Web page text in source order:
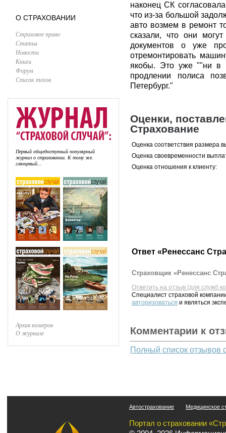
О СТРАХОВАНИИ
Страховое право
Статьи
Новости
Книги
Форум
Список тегов
Первый общедоступный популярный
журнал о страховании. К тому же,
глянцевый...
Архив номеров
О журнале
наконец СК
что из-за большой
авто возмем в ремонт
сказали, что они
документов о уже
отремонтировать
якобы. Это уже ""ни в
продлении полиса
Петербург."
Оценки,
Страхование
Оценка соответствия размера
Оценка своевременности
Оценка отношения к клиенту:
Ответ «Ренессанс
Страховщик «Ренессанс
Ответить на отзыв (для служб
Специалист страховой
авторизоваться и являться
Комментарии к
Полный список отзывов
Автострахование Медицинское
Портал о страховании